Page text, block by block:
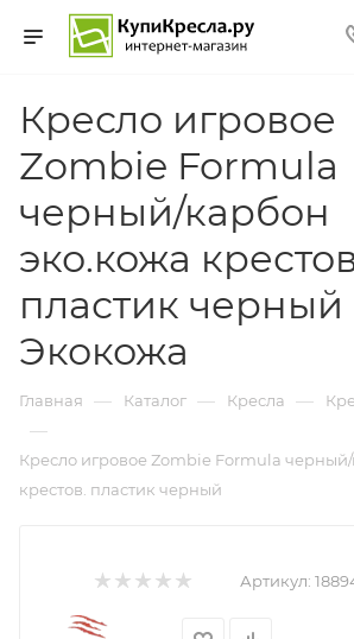
Кресло игровое
Zombie Formula
черный/карбон
эко.кожа
пластик черный
Экокожа
Главная — Каталог — Кресла —
—
Кресло игровое Zombie Formula
крестов. пластик черный
Артикул: